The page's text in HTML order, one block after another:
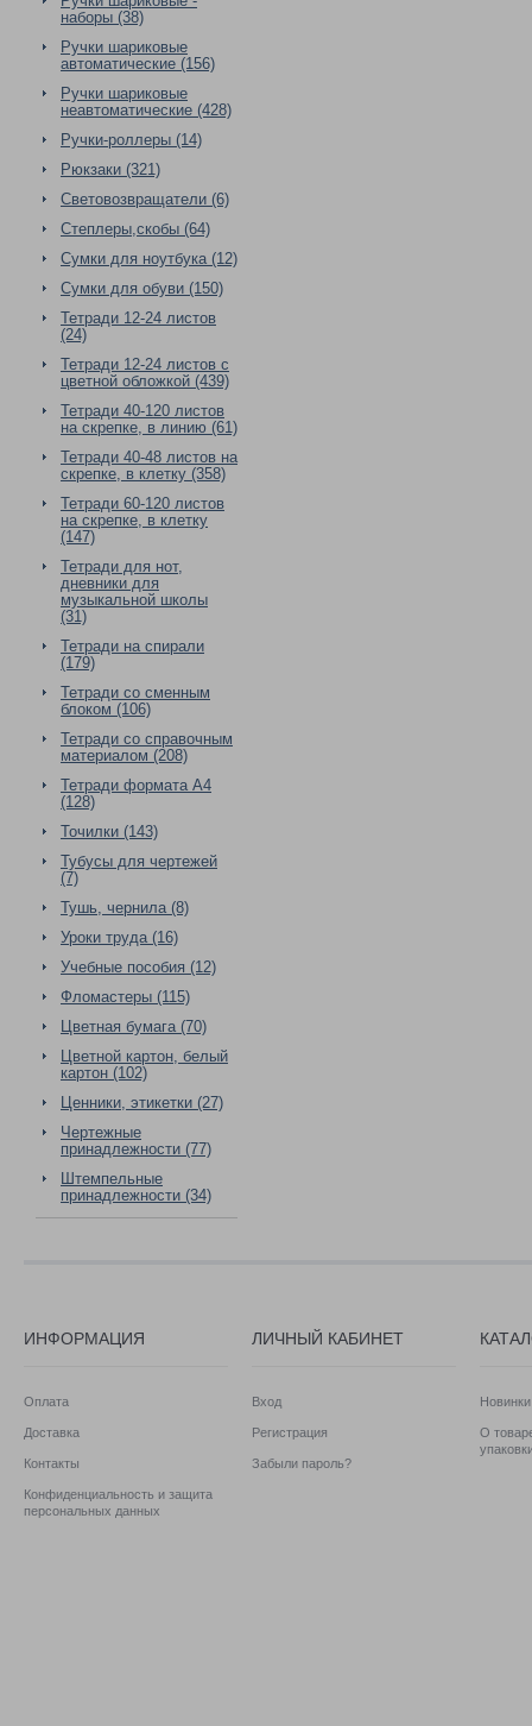
наборы (38)
Ручки шариковые
автоматические (156)
Ручки шариковые
неавтоматические (428)
Ручки-роллеры (14)
Рюкзаки (321)
Световозвращатели (6)
Степлеры,скобы (64)
Сумки для ноутбука (12)
Сумки для обуви (150)
Тетради 12-24 листов
(24)
Тетради 12-24 листов с
цветной обложкой (439)
Тетради 40-120 листов
на скрепке, в линию (61)
Тетради 40-48 листов на
скрепке, в клетку (358)
Тетради 60-120 листов
на скрепке, в клетку
(147)
Тетради для нот,
дневники для
музыкальной школы
(31)
Тетради на спирали
(179)
Тетради со сменным
блоком (106)
Тетради со справочным
материалом (208)
Тетради формата А4
(128)
Точилки (143)
Тубусы для чертежей
(7)
Тушь, чернила (8)
Уроки труда (16)
Учебные пособия (12)
Фломастеры (115)
Цветная бумага (70)
Цветной картон, белый
картон (102)
Ценники, этикетки (27)
Чертежные
принадлежности (77)
Штемпельные
принадлежности (34)
ИНФОРМАЦИЯ
Оплата
Доставка
Контакты
Конфиденциальность и защита
персональных данных
ЛИЧНЫЙ КАБИНЕТ
Вход
Регистрация
Забыли пароль?
Новинки
О